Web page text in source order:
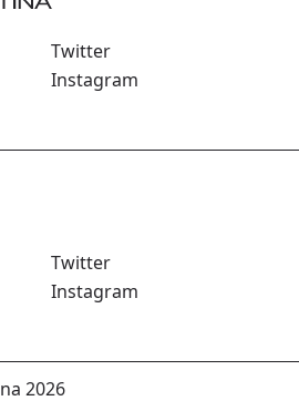
Twitter
Instagram
Twitter
Instagram
2026